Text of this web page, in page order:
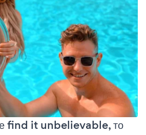
find it unbelievable, то